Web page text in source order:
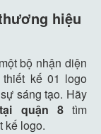
hiệu
bộ nhận diện
kế 01 logo
sáng tạo. Hãy
quận 8tìm
kế logo.